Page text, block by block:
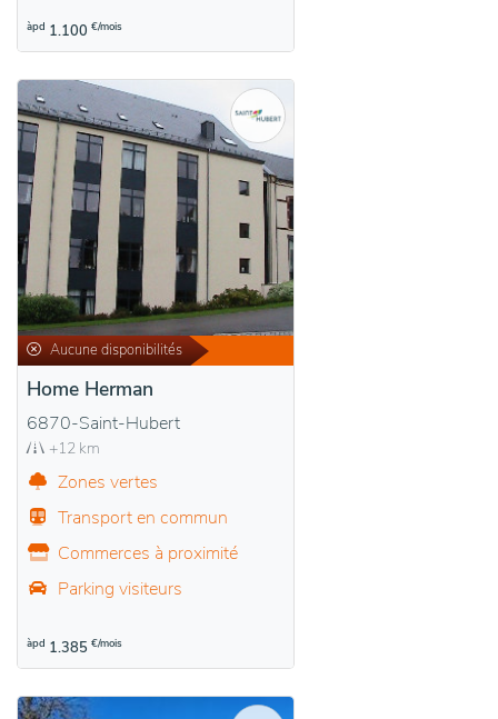
àpd 1.100 €/mois
Aucune disponibilités
Home Herman
6870-Saint-Hubert
+12 km
Zones vertes
Transport en commun
Commerces à proximité
Parking visiteurs
àpd 1.385 €/mois